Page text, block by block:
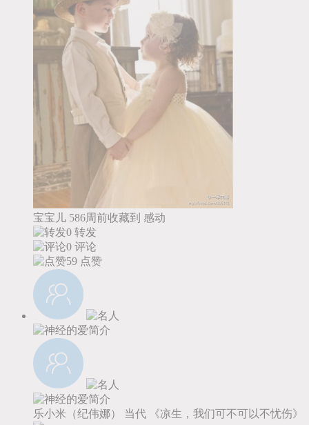
宝宝儿 586周前收藏到 感动
0 转发
0 评论
59 点赞
乐小米（纪伟娜） 当代 《凉生，我们可不可以不忧伤》